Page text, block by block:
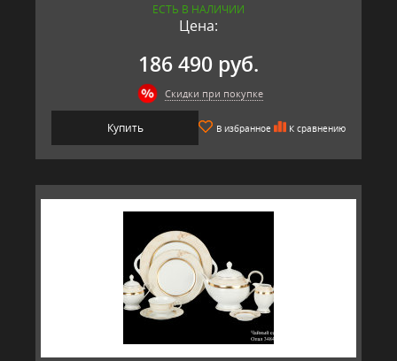
ЕСТЬ В НАЛИЧИИ
Цена:
186 490 руб.
Скидки при покупке
Купить В избранное К сравнению